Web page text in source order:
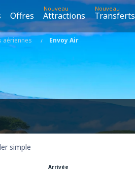
Offres
Nouveau
Attractions
Nouveau
Transferts
aériennes Envoy Air
simple
Arrivée